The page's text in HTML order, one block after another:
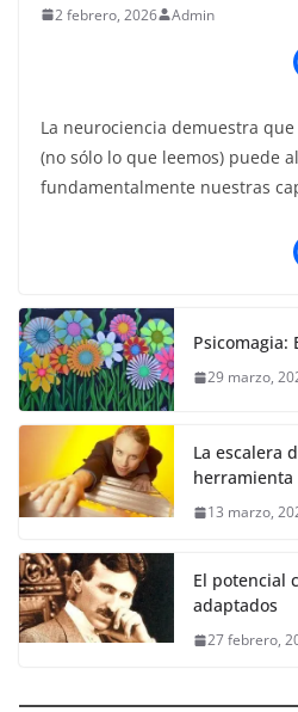
2 febrero, 2026 Admin
La neurociencia demuestra
(no sólo lo que leemos) puede
fundamentalmente nuestras
Psicomagia:
29 marzo,
La escalera
herramienta
13 marzo,
El potencial
adaptados
27 febrero,